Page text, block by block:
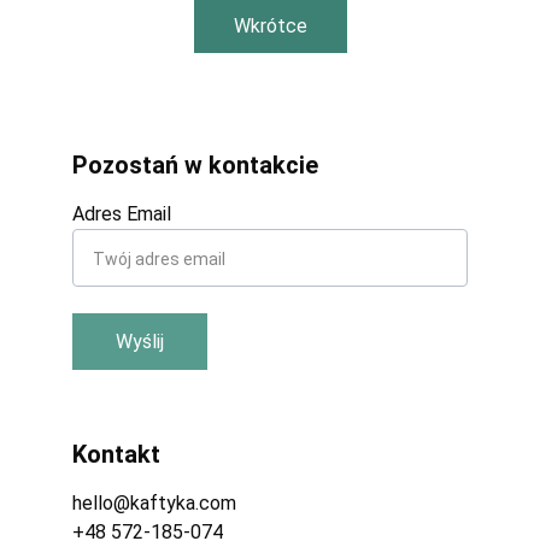
Wkrótce
Kontakt
Adres Email
Wyślij
hello@kaftyka.com
Pozostań w kontakcie
+48 572-185-074